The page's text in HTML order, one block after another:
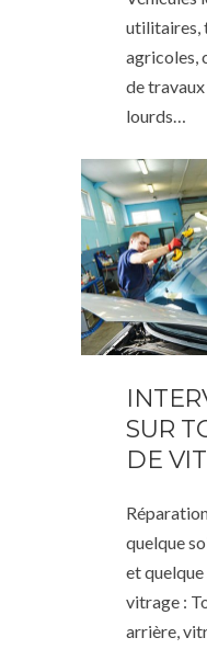
utilitaires,
agricoles,
de
lourds…
SUR
DE
quelque
et
vitrage :
arrière,